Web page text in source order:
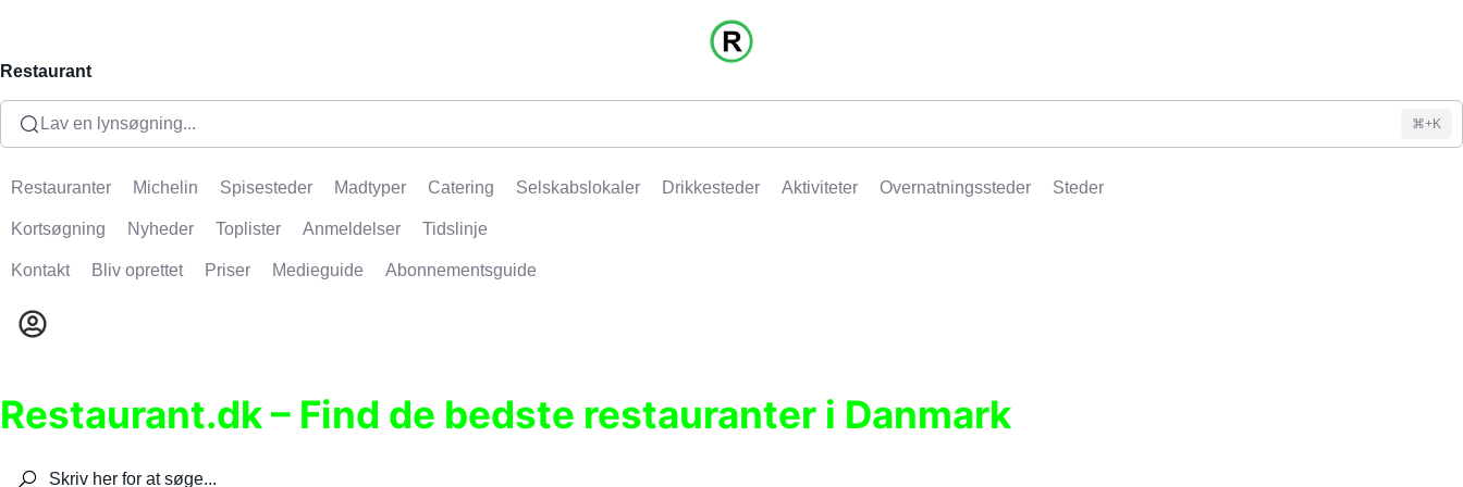
Restaurant
Lav en lynsøgning... ⌘+K
Restauranter Michelin Spisesteder Madtyper Catering Selskabslokaler Drikkesteder Aktiviteter Overnatningssteder Steder
Kortsøgning Nyheder Toplister Anmeldelser Tidslinje
Kontakt Bliv oprettet Priser Medieguide Abonnementsguide
Restaurant.dk – Find de bedste restauranter i Danmark